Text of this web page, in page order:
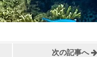
次の記事へ